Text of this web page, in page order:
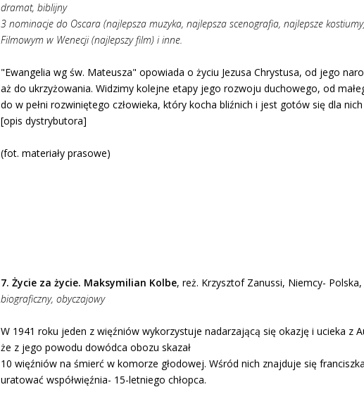
dramat, biblijny
3 nominacje do Oscara (najlepsza muzyka, najlepsza scenografia, najlepsze
Filmowym w Wenecji (najlepszy film) i inne.
"Ewangelia wg św. Mateusza" opowiada o życiu Jezusa Chrystusa, od jego
aż do ukrzyżowania. Widzimy kolejne etapy jego rozwoju duchowego, od
do w pełni rozwiniętego człowieka, który kocha bliźnich i jest gotów się dla
[opis dystrybutora]
(fot. materiały prasowe)
7. Życie za życie. Maksymilian Kolbe, reż. Krzysztof Zanussi, Niemcy- Polska,
biograficzny, obyczajowy
W 1941 roku jeden z więźniów wykorzystuje nadarzającą się okazję i ucieka z
że z jego powodu dowódca obozu skazał
10 więźniów na śmierć w komorze głodowej. Wśród nich znajduje się
uratować współwięźnia- 15-letniego chłopca.